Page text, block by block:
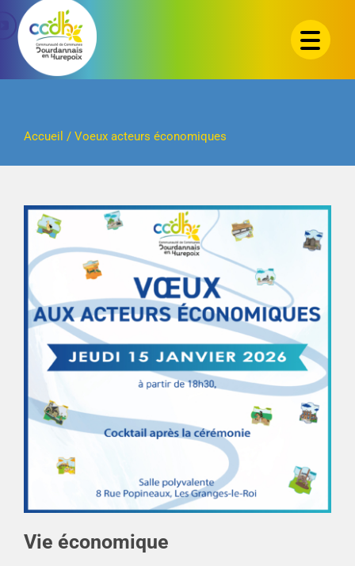
Passer
contenu
Accueil / Voeux acteurs économiques
Vie économique